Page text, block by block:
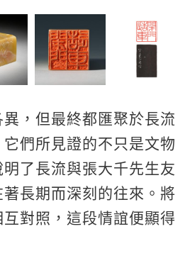
，但最終都匯聚於長流
們所見證的不只是文物
了長流與張大千先生友
長期而深刻的往來。將
對照，這段情誼便顯得